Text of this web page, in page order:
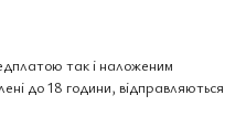
так і наложеним
до 18 години, відправляються